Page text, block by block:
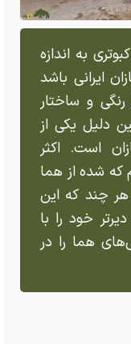
به اندازه
ایرانی باشد
و ساختار
دلیل یکی از
است. اکثر
که شده از هما
هر چند که این
خود را با
هما را در